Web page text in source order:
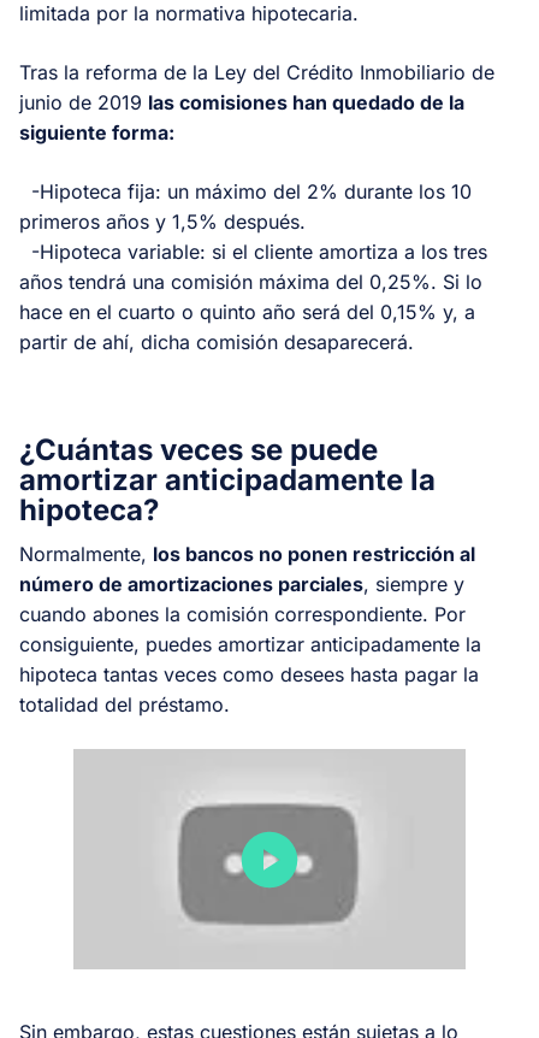
limitada por la normativa hipotecaria.
Tras la reforma de la Ley del Crédito Inmobiliario de
junio de 2019 las comisiones han quedado de la
siguiente forma:
-Hipoteca fija: un máximo del 2% durante los 10
primeros años y 1,5% después.
-Hipoteca variable: si el cliente amortiza a los tres
años tendrá una comisión máxima del 0,25%. Si lo
hace en el cuarto o quinto año será del 0,15% y, a
partir de ahí, dicha comisión desaparecerá.
¿Cuántas veces se puede
amortizar anticipadamente la
hipoteca?
Normalmente, los bancos no ponen restricción al
número de amortizaciones parciales, siempre y
cuando abones la comisión correspondiente. Por
consiguiente, puedes amortizar anticipadamente la
hipoteca tantas veces como desees hasta pagar la
totalidad del préstamo.
Sin embargo, estas cuestiones están sujetas a lo